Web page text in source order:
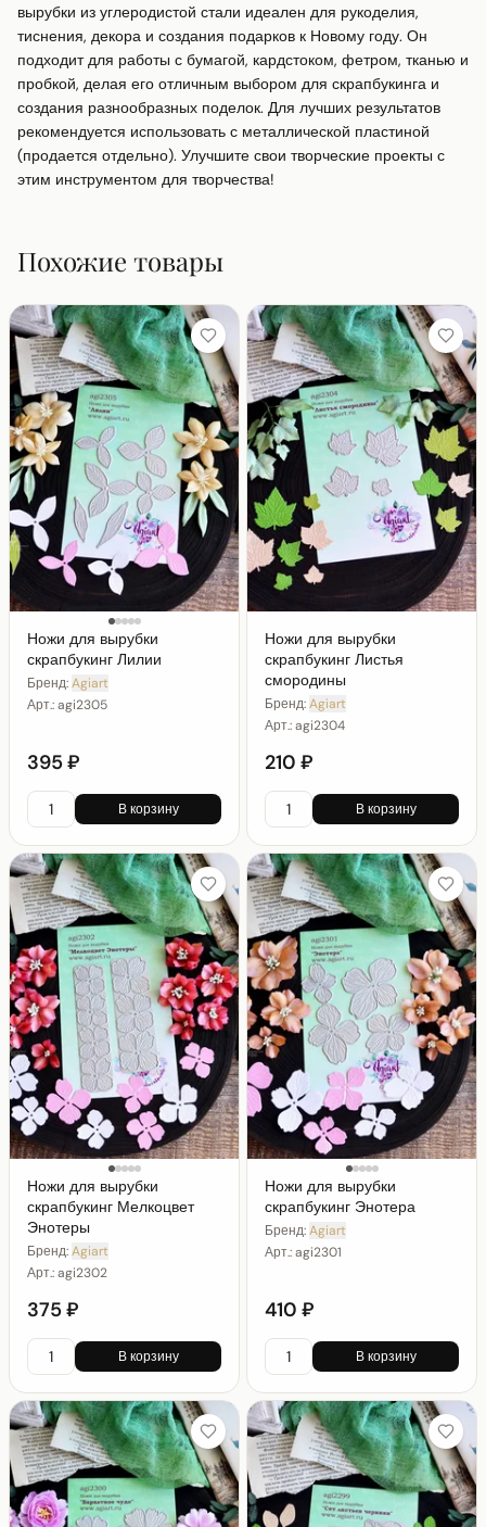
вырубки из углеродистой стали идеален для рукоделия,
тиснения, декора и создания подарков к Новому году. Он
подходит для работы с бумагой, кардстоком, фетром, тканью и
пробкой, делая его отличным выбором для скрапбукинга и
создания разнообразных поделок. Для лучших результатов
рекомендуется использовать с металлической пластиной
(продается отдельно). Улучшите свои творческие проекты с
этим инструментом для творчества!
Похожие товары
Ножи для вырубки
скрапбукинг Лилии
Бренд:Agiart
Арт.:agi2305
395 ₽
В корзину
Ножи для вырубки
скрапбукинг Листья
смородины
Бренд:Agiart
Арт.:agi2304
210 ₽
В корзину
Ножи для вырубки
скрапбукинг Мелкоцвет
Энотеры
Бренд:Agiart
Арт.:agi2302
375 ₽
В корзину
Ножи для вырубки
скрапбукинг Энотера
Бренд:Agiart
Арт.:agi2301
410 ₽
В корзину